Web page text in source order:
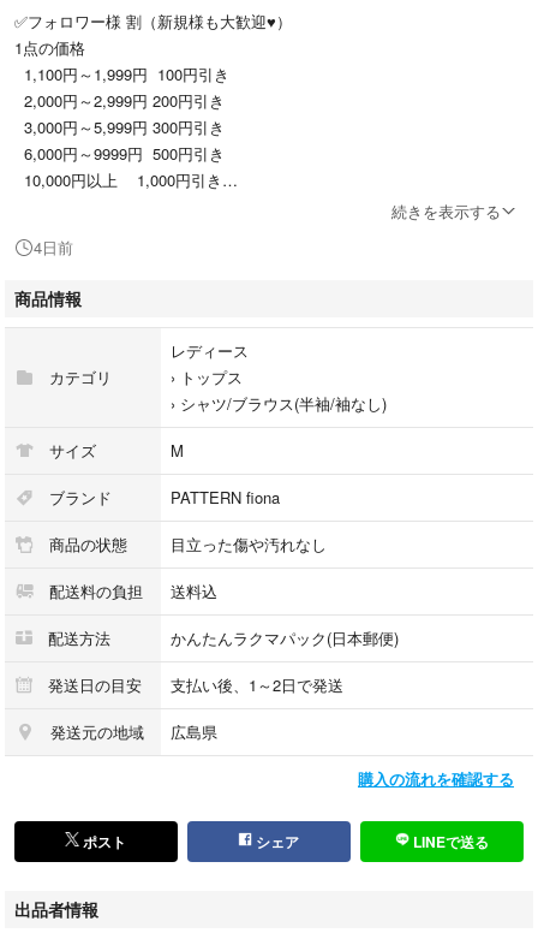
✅フォロワー様 割（新規様も大歓迎♥）
1点の価格
1,100円～1,999円 100円引き
2,000円～2,999円 200円引き
3,000円～5,999円 300円引き
6,000円～9999円 500円引き
10,000円以上 1,000円引き
※フォロー or セール適用後金額 から、さらに 値引き対応致します。
２点 -200円
３点 -300円
商品名：良品 PATTERN fiona ブラウス M ホワイト 半袖
カテゴリ：レディース トップス ブラウス
ブランド：PATTERN fiona
素材：本体 ポリエステル65% 綿35%／別布 綿100%／刺繍糸 綿100%
サイズ（タグ表記）：M
状態要約：目立つ傷汚れなく良品
【特徴】
・半袖で涼しげな印象
・やわらかな素材感
【おすすめポイント】
・きれいめコーデに最適
【実測値（平置き）】
身幅 約47cm
続きを表示する
4日前
商品情報
カテゴリ
レディース
› トップス
› シャツ/ブラウス(半袖/袖なし)
サイズ M
ブランド PATTERN fiona
商品の状態 目立った傷や汚れなし
配送料の負担 送料込
配送方法 かんたんラクマパック(日本郵便)
発送日の目安 支払い後、1～2日で発送
発送元の地域 広島県
購入の流れを確認する
ポスト シェア LINEで送る
出品者情報